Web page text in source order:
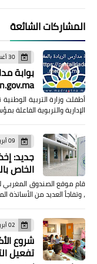
المشاركات الشائعة
30 أغسطس 2024
بوابة
أطقلت وزارة التربية
الإدارية والتربوية الفاعلة
09 أبريل 2021
جديد:
الخاص
، وتفاجأ العديد من الأساتذة
02 أبريل 2021
شروع
تفعيل